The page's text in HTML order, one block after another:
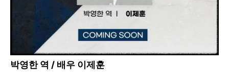
박영한 역 / 배우 이제훈